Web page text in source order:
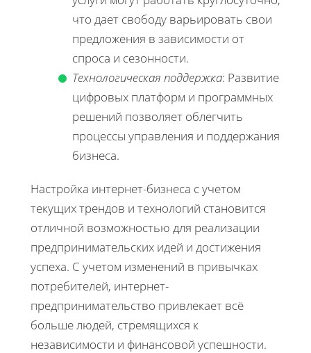
что дает свободу варьировать свои
предложения в зависимости от
спроса и сезонности.
Технологическая поддержка: Развитие
цифровых платформ и программных
решений позволяет облегчить
процессы управления и поддержания
бизнеса.
Настройка интернет-бизнеса с учетом
текущих трендов и технологий становится
отличной возможностью для реализации
предпринимательских идей и достижения
успеха. С учетом изменений в привычках
потребителей, интернет-
предпринимательство привлекает всё
больше людей, стремящихся к
независимости и финансовой успешности.